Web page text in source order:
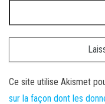
Ce site utilise Akismet
sur la façon dont les